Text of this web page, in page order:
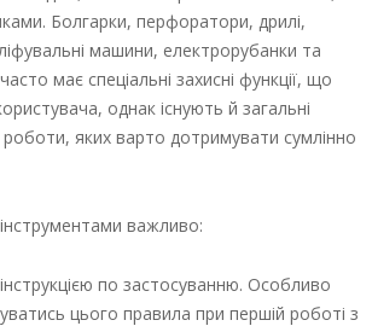
Болгарки, перфоратори, дрилі,
машини, електрорубанки та
має спеціальні захисні функції, що
однак існують й загальні
яких варто дотримувати сумлінно
важливо:
по застосуванню. Особливо
цього правила при першій роботі з